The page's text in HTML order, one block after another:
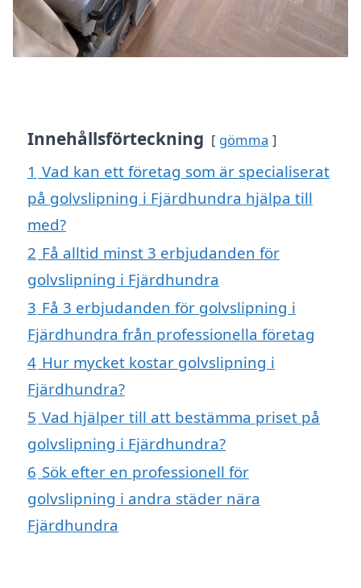
Innehållsförteckning gömma
1 Vad kan ett företag som är specialiserat
på golvslipning i Fjärdhundra hjälpa till
med?
2 Få alltid minst 3 erbjudanden för
golvslipning i Fjärdhundra
3 Få 3 erbjudanden för golvslipning i
Fjärdhundra från professionella företag
4 Hur mycket kostar golvslipning i
Fjärdhundra?
5 Vad hjälper till att bestämma priset på
golvslipning i Fjärdhundra?
6 Sök efter en professionell för
golvslipning i andra städer nära
Fjärdhundra